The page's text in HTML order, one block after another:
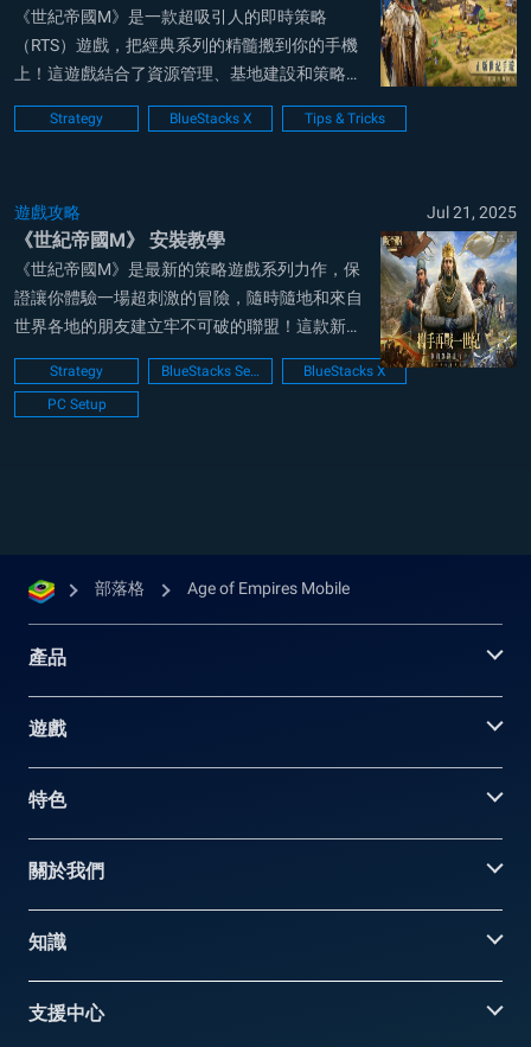
《世紀帝國M》是一款超吸引人的即時策略
（RTS）遊戲，把經典系列的精髓搬到你的手機
上！這遊戲結合了資源管理、基地建設和策略戰
爭，還帶點迷人的主題風格，玩家可以挑選自己
的文明，跨海拓展帝國。不管你是老鳥還是新
文...
Strategy BlueStacks X Tips & Tricks
遊戲攻略 Jul 21, 2025
《世紀帝國M》 安裝教學
《世紀帝國M》是最新的策略遊戲系列力作，保
證讓你體驗一場超刺激的冒險，隨時隨地和來自
世界各地的朋友建立牢不可破的聯盟！這款新篇
章將《帝國時代》的經典元素與專為手機設計的
新玩法結合，帶來超讚的即時操控、驚艳的畫
面，還能讓你在宏大的戰場上指揮歷史英雄。這
Strategy BlueStacks Setup
BlueStacks X
PC Setup
部落格 Age of Empires Mobile
產品
遊戲
特色
關於我們
知識
支援中心